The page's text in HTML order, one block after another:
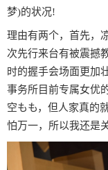
梦)的状况!
理由有两个，首先，
次先行来台有被震撼
时的握手会场面更加
事务所目前专属女优
空もも，但人家真的
怕万一，所以我还是